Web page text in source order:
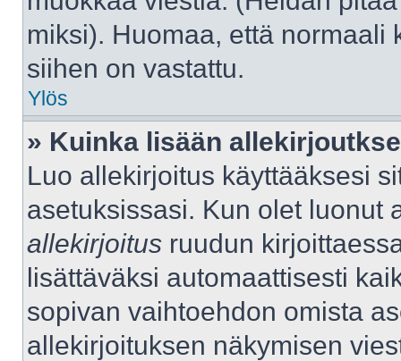
miksi). Huomaa, että normaali
siihen on vastattu.
Ylös
» Kuinka lisään
Luo allekirjoitus käyttääksesi
asetuksissasi. Kun olet luonut
allekirjoitus ruudun
lisättäväksi automaattisesti
sopivan vaihtoehdon omista
allekirjoituksen näkymisen